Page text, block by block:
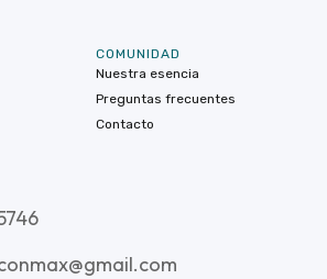
COMUNIDAD
Nuestra esencia
Preguntas frecuentes
Contacto